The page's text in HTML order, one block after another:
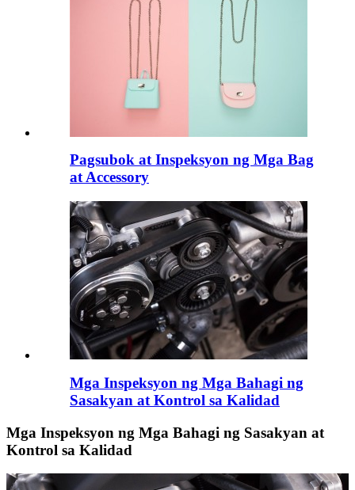
Pagsubok at Inspeksyon ng Mga Bag
at Accessory
Mga Inspeksyon ng Mga Bahagi ng
Sasakyan at Kontrol sa Kalidad
Mga Inspeksyon ng Mga Bahagi ng Sasakyan at
Kontrol sa Kalidad